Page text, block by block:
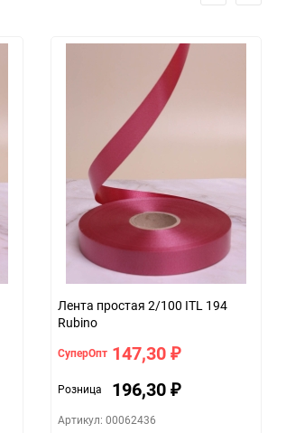
Лента простая 2/100 ITL 194
Rubino
СуперОпт 147,30 ₽
Розница 196,30 ₽
Артикул: 00062436